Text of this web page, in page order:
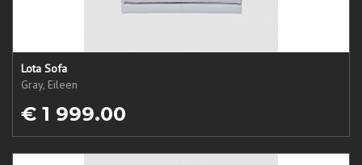
Lota Sofa
Gray, Eileen
€ 1 999.00